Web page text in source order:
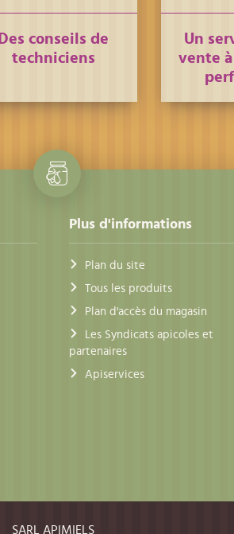
Des conseils de
techniciens
Un
vente
Plus d'informations
Plan du site
Tous les produits
Plan d'accès du magasin
Les Syndicats apicoles et
partenaires
Apiservices
SARL APIMIELS